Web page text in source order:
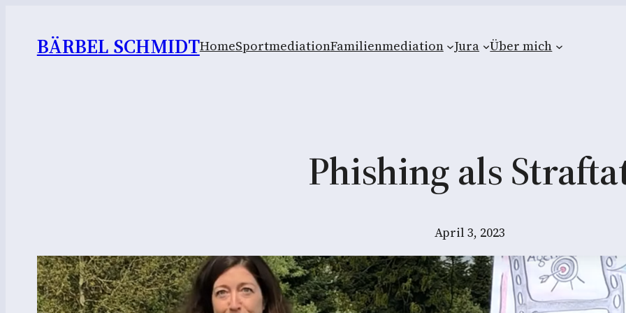
BÄRBEL SCHMIDTHomeSportmediationFamilienmediation Jura Über mich
Phishing als
April 3, 2023